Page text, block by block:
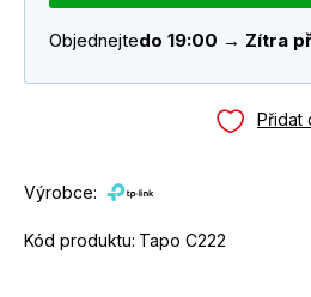
Objednejtedo 19:00 → Zítra
Přidat
Výrobce:
Kód produktu: Tapo C222